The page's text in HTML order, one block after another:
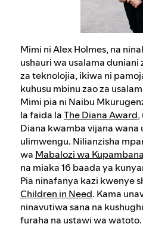
Mimi ni Alex Holmes, na
ushauri wa usalama
za teknolojia, ikiwa ni
kuhusu mbinu zao za
Mimi pia ni Naibu
la faida laThe Diana Award,
Diana kwamba vijana
ulimwengu. Nilianzisha
wa Mabalozi wa
na miaka 16 baada ya
Pia ninafanya kazi kwenye
Children in Need. Kama
ninavutiwa sana na
furaha na ustawi wa watoto.